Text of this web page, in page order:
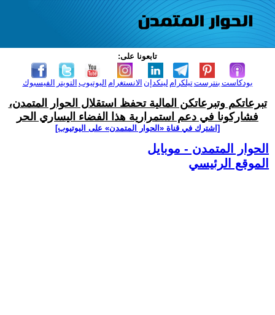
تابعونا على:
الفيسبوك التويتر اليوتيوب الانستغرام لينكدإن تيلكرامبنترست بودكاست
تبرعاتكم وتبرعاتكن المالية تحفظ استقلال الحوار المتمدن،
فشاركونا في دعم استمرارية هذا الفضاء اليساري الحر
[اشترك في قناة ‫«الحوار المتمدن» على اليوتيوب]
الحوار المتمدن - موبايل
الموقع الرئيسي